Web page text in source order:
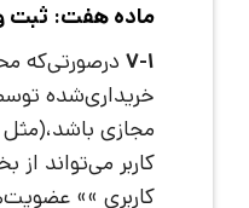
ماده هفت: ثبت
7-1درصورتی‌که
خریداری‌شده
مجازی
کاربر می‌تواند
کاربری »»